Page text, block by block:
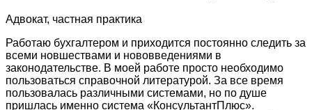
Адвокат, частная практика
Работаю бухгалтером и приходится постоянно следить за
всеми новшествами и нововведениями в
законодательстве. В моей работе просто необходимо
пользоваться справочной литературой. За все время
пользовалась различными системами, но по душе
пришлась именно система «КонсультантПлюс».